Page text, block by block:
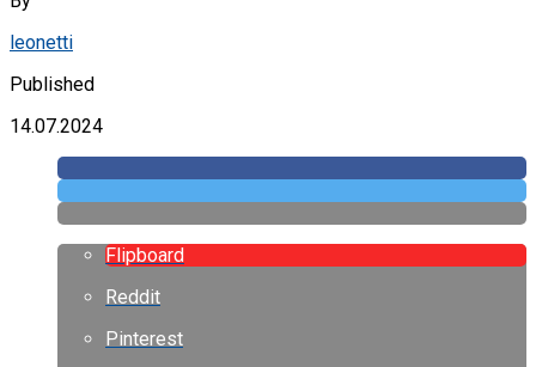
leonetti
Published
14.07.2024
Flipboard
Reddit
Pinterest